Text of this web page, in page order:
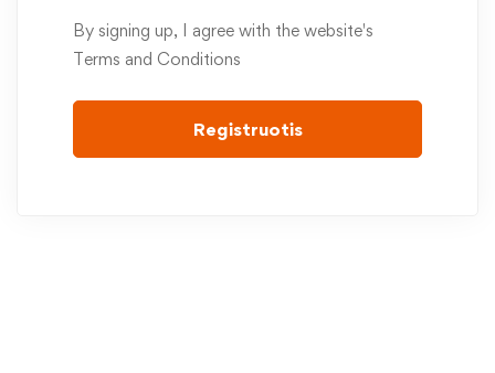
By signing up, I agree with the website's
Terms and Conditions
Registruotis